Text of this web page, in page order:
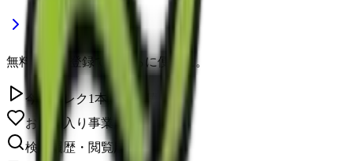
無料の会員登録で、さらに便利に。
今日のレク1本無料視聴
お気に入り事業所を保存
検索履歴・閲覧履歴の確認